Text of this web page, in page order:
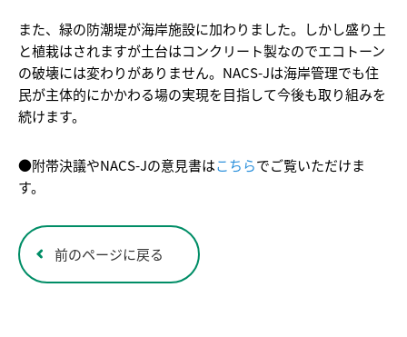
また、緑の防潮堤が海岸施設に加わりました。しかし盛り土
と植栽はされますが土台はコンクリート製なのでエコトーン
の破壊には変わりがありません。NACS-Jは海岸管理でも住
民が主体的にかかわる場の実現を目指して今後も取り組みを
続けます。
●附帯決議やNACS-Jの意見書はこちらでご覧いただけま
す。
前のページに戻る